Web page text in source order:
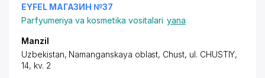
EYFEL МАГАЗИН №37
Parfyumeriya va kosmetika vositalari yana
Manzil
Uzbekistan, Namanganskaya oblast, Chust, ul. CHUSTIY,
14, kv. 2